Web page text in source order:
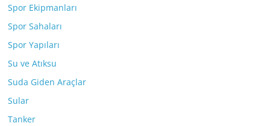
Spor Ekipmanları
Spor Sahaları
Spor Yapıları
Su ve Atıksu
Suda Giden Araçlar
Sular
Tanker